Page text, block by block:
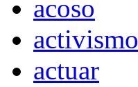
acoso
activismo
actuar